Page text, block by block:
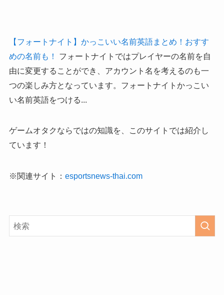
【フォートナイト】かっこいい名前英語まとめ！おすす
めの名前も！
フォートナイトではプレイヤーの名前を自
由に変更することができ、アカウント名を考えるのも一
つの楽しみ方となっています。フォートナイトかっこい
い名前英語をつける...
ゲームオタクならではの知識を、このサイトでは紹介し
ています！
※関連サイト： esportsnews-thai.com